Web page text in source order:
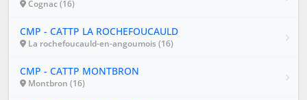
Cognac (16)
CMP - CATTP LA ROCHEFOUCAULD
La rochefoucauld-en-angoumois (16)
CMP - CATTP MONTBRON
Montbron (16)